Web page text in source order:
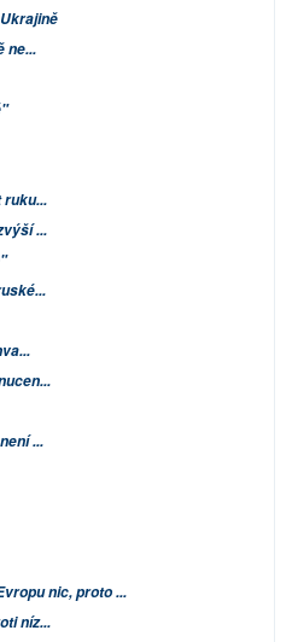
ne...
ruku...
...
...
nic, proto ...
níz...